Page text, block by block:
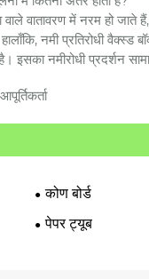
वातावरण में नरम हो
नमी प्रतिरोधी वैक्स्ड
नमीरोधी प्रदर्शन
कोण बोर्ड
पेपर ट्यूब